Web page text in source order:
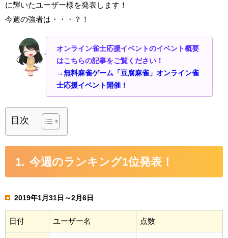
に輝いたユーザー様を発表します！
今週の強者は・・・？！
オンライン雀士応援イベントのイベント概要
はこちらの記事をご覧ください！
→無料麻雀ゲーム「豆腐麻雀」オンライン雀
士応援イベント開催！
目次
今週のランキング1位発表！
2019年1月31日～2月6日
日付 ユーザー名 点数